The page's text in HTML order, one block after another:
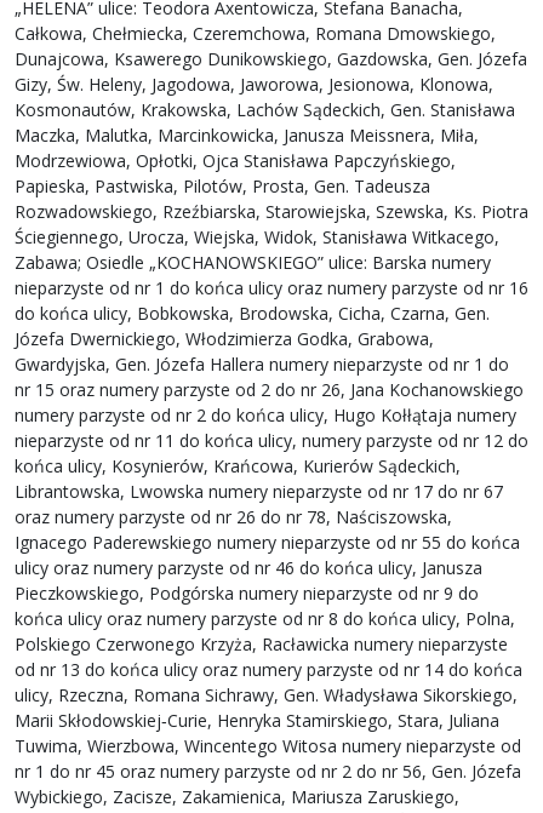
„HELENA” ulice: Teodora Axentowicza, Stefana Banacha,
Całkowa, Chełmiecka, Czeremchowa, Romana Dmowskiego,
Dunajcowa, Ksawerego Dunikowskiego, Gazdowska, Gen. Józefa
Gizy, Św. Heleny, Jagodowa, Jaworowa, Jesionowa, Klonowa,
Kosmonautów, Krakowska, Lachów Sądeckich, Gen. Stanisława
Maczka, Malutka, Marcinkowicka, Janusza Meissnera, Miła,
Modrzewiowa, Opłotki, Ojca Stanisława Papczyńskiego,
Papieska, Pastwiska, Pilotów, Prosta, Gen. Tadeusza
Rozwadowskiego, Rzeźbiarska, Starowiejska, Szewska, Ks. Piotra
Ściegiennego, Urocza, Wiejska, Widok, Stanisława Witkacego,
Zabawa; Osiedle „KOCHANOWSKIEGO” ulice: Barska numery
nieparzyste od nr 1 do końca ulicy oraz numery parzyste od nr 16
do końca ulicy, Bobkowska, Brodowska, Cicha, Czarna, Gen.
Józefa Dwernickiego, Włodzimierza Godka, Grabowa,
Gwardyjska, Gen. Józefa Hallera numery nieparzyste od nr 1 do
nr 15 oraz numery parzyste od 2 do nr 26, Jana Kochanowskiego
numery parzyste od nr 2 do końca ulicy, Hugo Kołłątaja numery
nieparzyste od nr 11 do końca ulicy, numery parzyste od nr 12 do
końca ulicy, Kosynierów, Krańcowa, Kurierów Sądeckich,
Librantowska, Lwowska numery nieparzyste od nr 17 do nr 67
oraz numery parzyste od nr 26 do nr 78, Naściszowska,
Ignacego Paderewskiego numery nieparzyste od nr 55 do końca
ulicy oraz numery parzyste od nr 46 do końca ulicy, Janusza
Pieczkowskiego, Podgórska numery nieparzyste od nr 9 do
końca ulicy oraz numery parzyste od nr 8 do końca ulicy, Polna,
Polskiego Czerwonego Krzyża, Racławicka numery nieparzyste
od nr 13 do końca ulicy oraz numery parzyste od nr 14 do końca
ulicy, Rzeczna, Romana Sichrawy, Gen. Władysława Sikorskiego,
Marii Skłodowskiej‑Curie, Henryka Stamirskiego, Stara, Juliana
Tuwima, Wierzbowa, Wincentego Witosa numery nieparzyste od
nr 1 do nr 45 oraz numery parzyste od nr 2 do nr 56, Gen. Józefa
Wybickiego, Zacisze, Zakamienica, Mariusza Zaruskiego,